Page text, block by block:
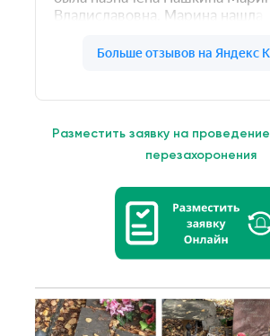
Разместить заявку на
перезахоронения